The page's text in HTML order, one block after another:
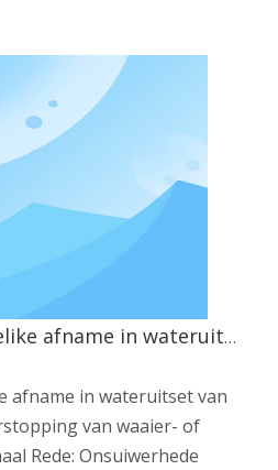
Die rede vir die skielike afname in wateruitset van die dompelpomp
afname in wateruitset van
van waaier- of
Rede: Onsuiwerhede